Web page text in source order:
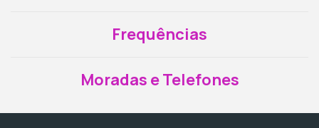
Frequências
Moradas e Telefones